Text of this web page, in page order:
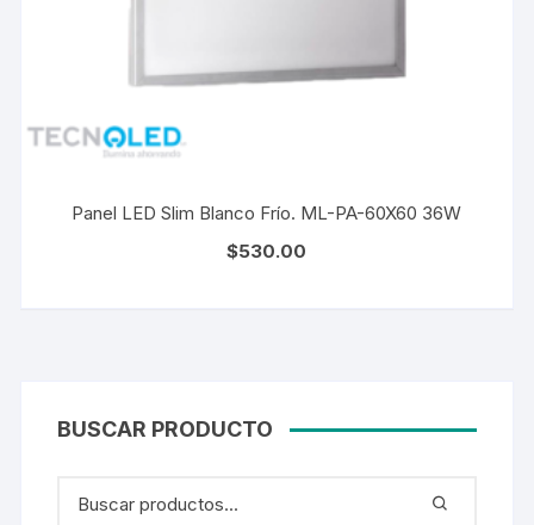
Panel LED Slim Blanco Frío. ML-PA-60X60 36W
$530.00
BUSCAR PRODUCTO